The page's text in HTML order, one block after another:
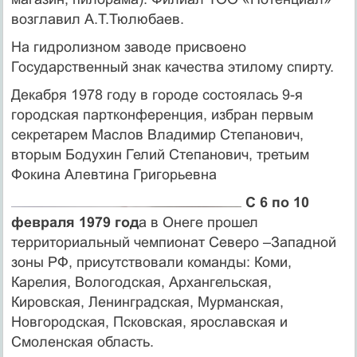
возглавил А.Т.Тюлюбаев.
На гидролизном заводе присвоено
Государственный знак качества этилому спирту.
Декабря 1978 году в городе состоялась 9-я
городская партконференция, избран первым
секретарем Маслов Владимир Степанович,
вторым Бодухин Гелий Степанович, третьим
Фокина Алевтина Григорьевна
С 6 по 10
февраля 1979 года в Онеге прошел
территориальный чемпионат Северо –Западной
зоны РФ, присутствовали команды: Коми,
Карелия, Вологодская, Архангельская,
Кировская, Ленинградская, Мурманская,
Новгородская, Псковская, ярославская и
Смоленская область.